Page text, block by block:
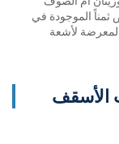
ثمناً الموجودة في
المعرضة لأشعة
الأسقف